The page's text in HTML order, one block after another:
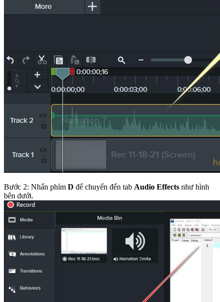
Bước 2: Nhấn phím D để chuyển đến tab Audio Effects như hình
bên dưới.